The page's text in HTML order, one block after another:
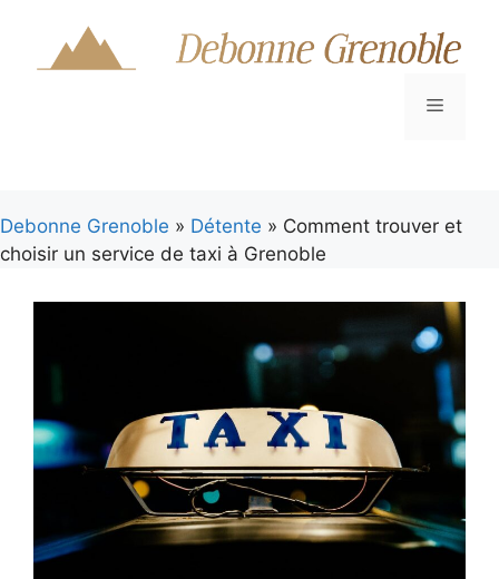
contenu
Menu
Debonne Grenoble » Détente » Comment trouver et
choisir un service de taxi à Grenoble